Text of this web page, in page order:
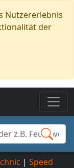
Nutzererlebnis
der
| Speed